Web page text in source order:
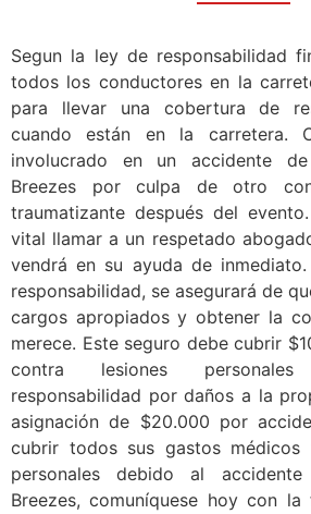
Segun la ley de responsabilidad
todos los conductores en la
para llevar una cobertura de
cuando están en la carretera.
involucrado en un accidente
Breezes por culpa de otro
traumatizante después del
vital llamar a un respetado
vendrá en su ayuda de
responsabilidad, se asegurará de
cargos apropiados y obtener la
merece. Este seguro debe cubrir
contra lesiones
responsabilidad por daños a la
asignación de $20.000 por
cubrir todos sus gastos médicos
personales debido al
Breezes, comuníquese hoy con